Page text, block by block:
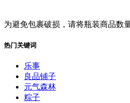
为避免包裹破损，请将瓶装商品数
热门关键词
乐事
良品铺子
元气森林
粽子